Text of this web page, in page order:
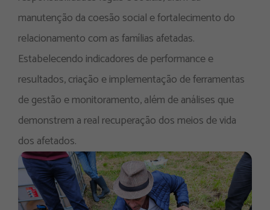
manutenção da coesão social e fortalecimento do
relacionamento com as famílias afetadas.
Estabelecendo indicadores de performance e
resultados, criação e implementação de ferramentas
de gestão e monitoramento, além de análises que
demonstrem a real recuperação dos meios de vida
dos afetados.